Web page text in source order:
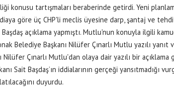
konusu tartışmaları beraberinde getirdi. Yeni
göre üç CHP'li meclis üyesine darp, şantaj ve
Başdaş açıklama yapmıştı. Mutlu'nun konuyla ilgili
Belediye Başkanı Nilüfer Çınarlı Mutlu yazılı yanıt
Nilüfer Çınarlı Mutlu'dan olaya dair yazılı bir açıklama
Sait Başdaş’ın iddialarının gerçeği yansıtmadığı
duyurdu.